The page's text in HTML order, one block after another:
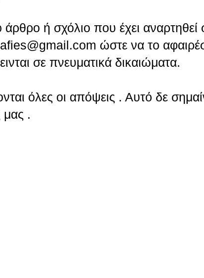
άρθρο ή σχόλιο που έχει
ώστε να το
σε πνευματικά δικαιώματα.
όλες οι απόψεις . Αυτό δε
μας .